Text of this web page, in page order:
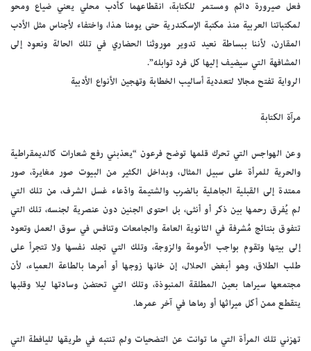
فعل صيرورة دائم ومستمر للكتابة، انقطاعهما كأدب محلي يعني ضياع ومحو
لمكتباتنا العربية منذ مكتبة الإسكندرية حتى يومنا هذا، واختفاء لأجناس مثل الأدب
المقارن، لأننا ببساطة نعيد تدوير موروثنا الحضاري في تلك الحالة ونعود إلى
المشافهة التي سيضيف إليها كل فرد توابله”.
الرواية تفتح مجالا لتعددية أساليب الخطابة وتهجين الأنواع الأدبية
مرآة الكتابة
وعن الهواجس التي تحرك قلمها توضح فرعون “يعذبني رفع شعارات كالديمقراطية
والحرية للمرأة على سبيل المثال، وبداخل الكثير من البيوت صور مغايرة، صور
ممتدة إلى القبلية الجاهلية بالضرب والشتيمة وادّعاء غسل الشرف، من تلك التي
لم يُفرق رحمها بين ذكر أو أنثى، بل احتوى الجنين دون عنصرية لجنسه، تلك التي
تتفوق بنتائج مُشرفة في الثانوية العامة والجامعات وتنافس في سوق العمل وتعود
إلى بيتها وتقوم بواجب الأمومة والزوجة، وتلك التي تجلد نفسها ولا تتجرأ على
طلب الطلاق، وهو أبغض الحلال، إن خانها زوجها أو أمرها بالطاعة العمياء، لأن
مجتمعها سيراها بعين المطلقة المنبوذة، وتلك التي تحتضن وسادتها ليلا وقلبها
يتقطع ممن أكل ميراثها أو رماها في آخر عمرها.
تهزني تلك المرأة التي ما توانت عن التضحيات ولم تنتبه في طريقها لليافطة التي